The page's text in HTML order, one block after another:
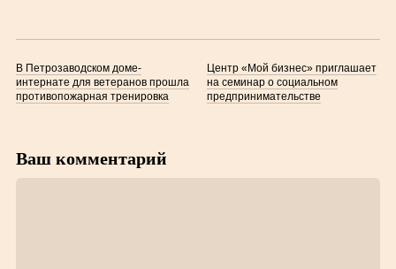
В Петрозаводском доме-
интернате для ветеранов прошла
противопожарная тренировка
Центр «Мой бизнес» приглашает
на семинар о социальном
предпринимательстве
Ваш комментарий